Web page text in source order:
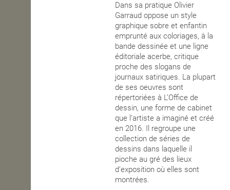
Dans sa pratique Olivier
Garraud oppose un style
graphique sobre et enfantin
emprunté aux coloriages, à la
bande dessinée et une ligne
éditoriale acerbe, critique
proche des slogans de
journaux satiriques. La plupart
de ses oeuvres sont
répertoriées à L’Office de
dessin, une forme de cabinet
que l’artiste a imaginé et créé
en 2016. Il regroupe une
collection de séries de
dessins dans laquelle il
pioche au gré des lieux
d’exposition où elles sont
montrées.